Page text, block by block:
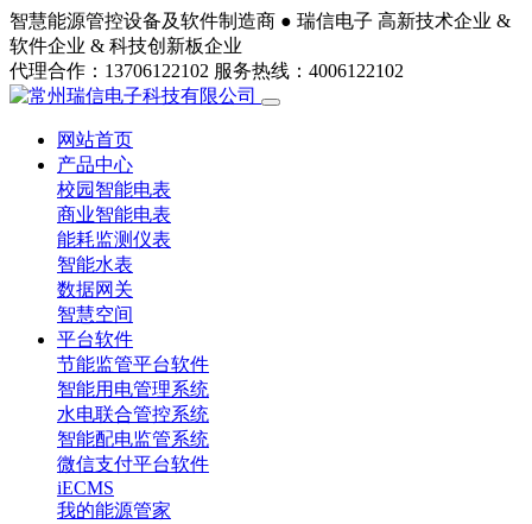
智慧能源管控设备及软件制造商 ● 瑞信电子 高新技术企业 &
软件企业 & 科技创新板企业
代理合作：13706122102 服务热线：4006122102
网站首页
产品中心
校园智能电表
商业智能电表
能耗监测仪表
智能水表
数据网关
智慧空间
平台软件
节能监管平台软件
智能用电管理系统
水电联合管控系统
智能配电监管系统
微信支付平台软件
iECMS
我的能源管家